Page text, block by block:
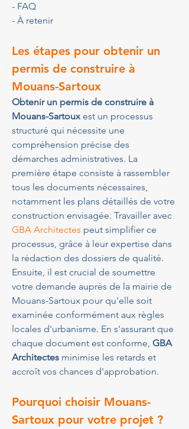
- FAQ
- À retenir
Les étapes pour obtenir un
permis de construire à
Mouans-Sartoux
Obtenir un permis de construire à
Mouans-Sartoux est un processus
structuré qui nécessite une
compréhension précise des
démarches administratives. La
première étape consiste à rassembler
tous les documents nécessaires,
notamment les plans détaillés de votre
construction envisagée. Travailler avec
GBA Architectes peut simplifier ce
processus, grâce à leur expertise dans
la rédaction des dossiers de qualité.
Ensuite, il est crucial de soumettre
votre demande auprès de la mairie de
Mouans-Sartoux pour qu'elle soit
examinée conformément aux règles
locales d'urbanisme. En s'assurant que
chaque document est conforme, GBA
Architectes minimise les retards et
accroît vos chances d'approbation.
Pourquoi choisir Mouans-
Sartoux pour votre projet ?